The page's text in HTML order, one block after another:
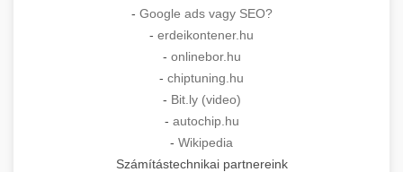
- Google ads vagy SEO?
- erdeikontener.hu
- onlinebor.hu
- chiptuning.hu
- Bit.ly (video)
- autochip.hu
- Wikipedia
Számítástechnikai partnereink